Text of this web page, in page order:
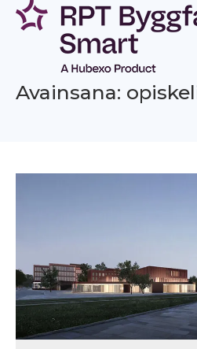
Siirry
sisältöön
Avainsana: